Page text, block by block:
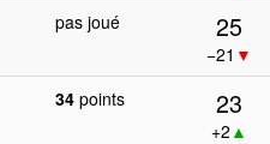
pas joué 25
−21 ▼
34 points 23
+2 ▲